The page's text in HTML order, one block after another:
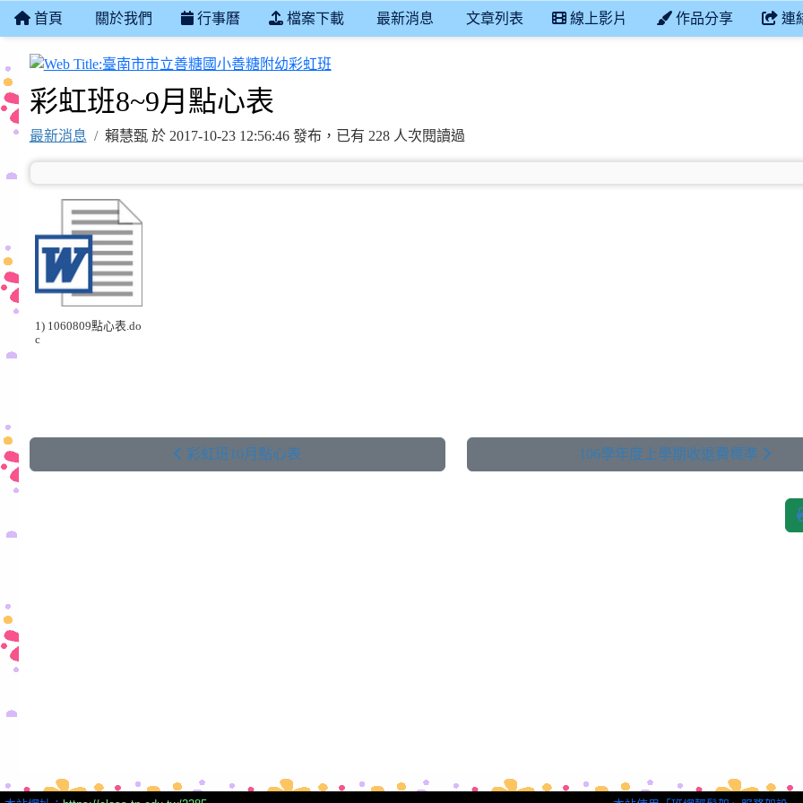
首頁 關於我們 行事曆 檔案下載 最新消息 文章列表 線上影片 作品分享 連
臺南市市立善糖國小善糖附幼彩虹班
彩虹班8~9月點心表
最新消息 賴慧甄 於 2017-10-23 12:56:46 發布，已有 228 人次閱讀過
1) 1060809點心表.do
c
彩虹班10月點心表 106學年度上學期收退費標準